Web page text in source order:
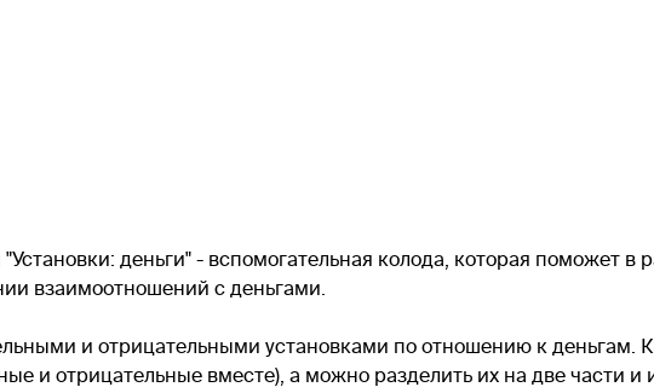
деньги" - вспомогательная колода, которая поможет в
взаимоотношений с деньгами.
и отрицательными установками по отношению к деньгам.
и отрицательные вместе), а можно разделить их на две части и